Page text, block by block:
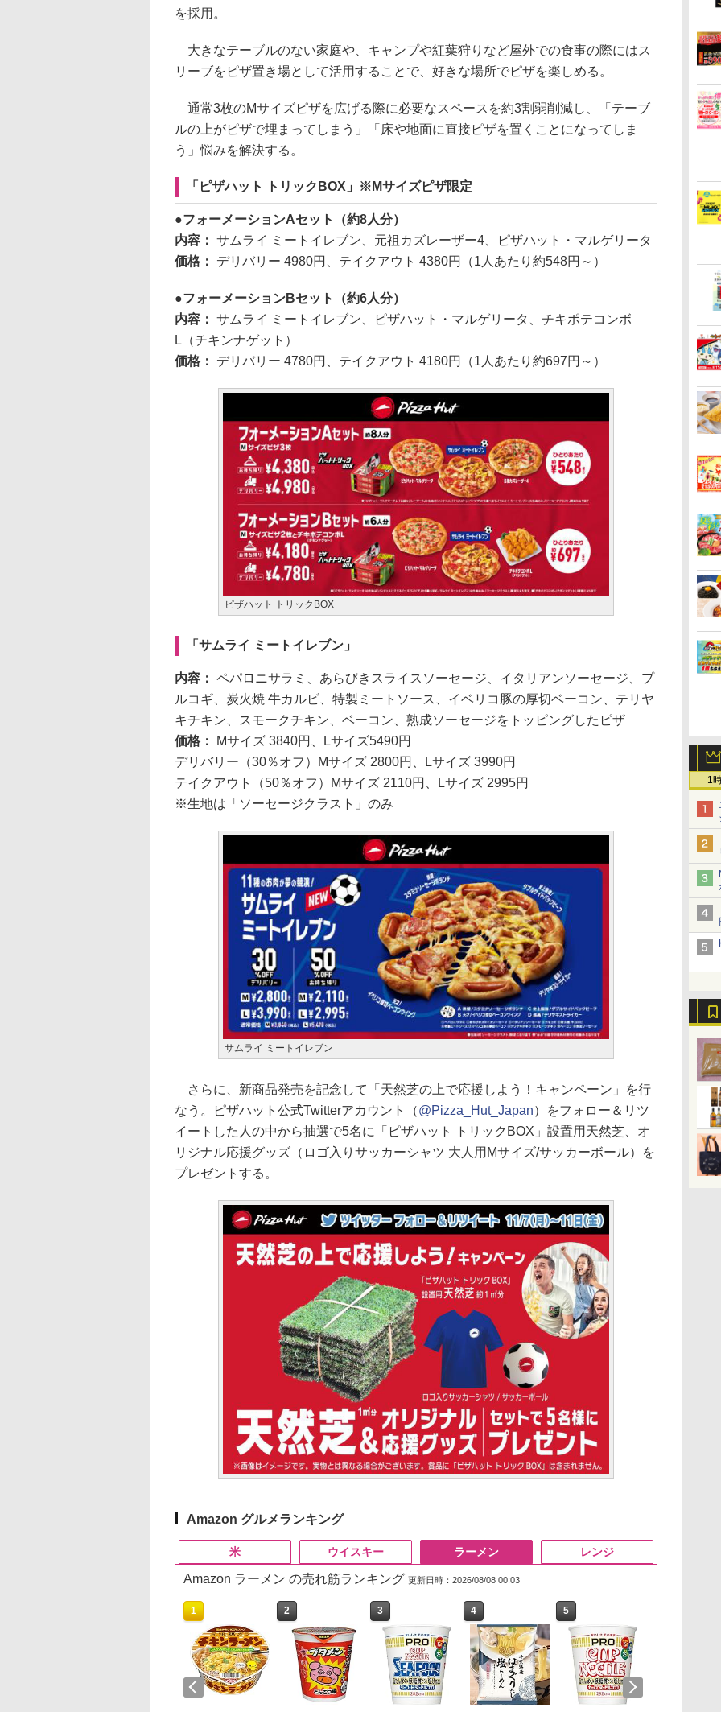
1
を採用。
大きなテーブルのない家庭や、キャンプや紅葉狩りなど屋外での食事の際にはス
リーブをピザ置き場として活用することで、好きな場所でピザを楽しめる。
通常3枚のMサイズピザを広げる際に必要なスペースを約3割弱削減し、「テーブ
ルの上がピザで埋まってしまう」「床や地面に直接ピザを置くことになってしま
う」悩みを解決する。
「ピザハット トリックBOX」※Mサイズピザ限定
フォーメーションAセット（約8人分）
内容： サムライ ミートイレブン、元祖カズレーザー4、ピザハット・マルゲリータ
価格： デリバリー 4980円、テイクアウト 4380円（1人あたり約548円～）
フォーメーションBセット（約6人分）
内容： サムライ ミートイレブン、ピザハット・マルゲリータ、チキポテコンボ
L（チキンナゲット）
価格： デリバリー 4780円、テイクアウト 4180円（1人あたり約697円～）
ピザハット トリックBOX
「サムライ ミートイレブン」
内容： ペパロニサラミ、あらびきスライスソーセージ、イタリアンソーセージ、プ
ルコギ、炭火焼 牛カルビ、特製ミートソース、イベリコ豚の厚切ベーコン、テリヤ
キチキン、スモークチキン、ベーコン、熟成ソーセージをトッピングしたピザ
価格：
Mサイズ 3840円、Lサイズ5490円
デリバリー（30％オフ）Mサイズ 2800円、Lサイズ 3990円
テイクアウト（50％オフ）Mサイズ 2110円、Lサイズ 2995円
※生地は「ソーセージクラスト」のみ
サムライ ミートイレブン
さらに、新商品発売を記念して「天然芝の上で応援しよう！キャンペーン」を行
なう。ピザハット公式Twitterアカウント（@Pizza_Hut_Japan）をフォロー＆リツ
イートした人の中から抽選で5名に「ピザハット トリックBOX」設置用天然芝、オ
リジナル応援グッズ（ロゴ入りサッカーシャツ 大人用Mサイズ/サッカーボール）を
プレゼントする。
Amazon グルメランキング
米
1 2 3 4 5
ウイスキー
1 2 3 4 5
ラーメン
Amazon ラーメン の売れ筋ランキング 更新日時：2026/08/08 00:03
1 2 3 4 5
レンジ